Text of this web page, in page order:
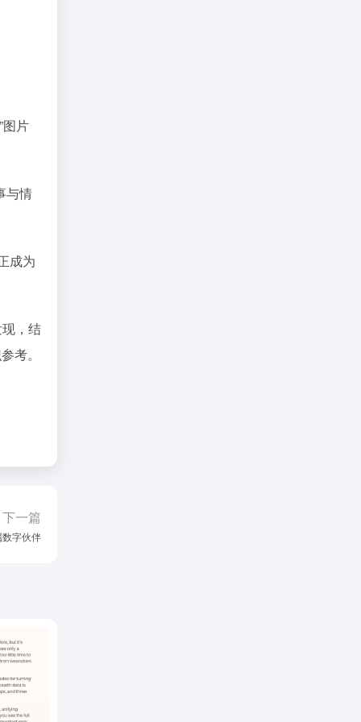
图片
与情
成为
，结
考。
下一篇
字伙伴